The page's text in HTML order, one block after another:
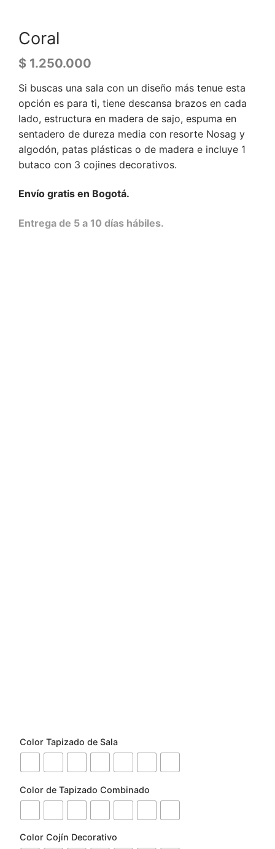
Coral
$ 1.250.000
Si buscas una sala con un diseño más tenue esta
opción es para ti, tiene descansa brazos en cada
lado, estructura en madera de sajo, espuma en
sentadero de dureza media con resorte Nosag y
algodón, patas plásticas o de madera e incluye 1
butaco con 3 cojines decorativos.
Envío gratis en Bogotá.
Entrega de 5 a 10 días hábiles.
Color Tapizado de Sala
Color de Tapizado Combinado
Color Cojín Decorativo